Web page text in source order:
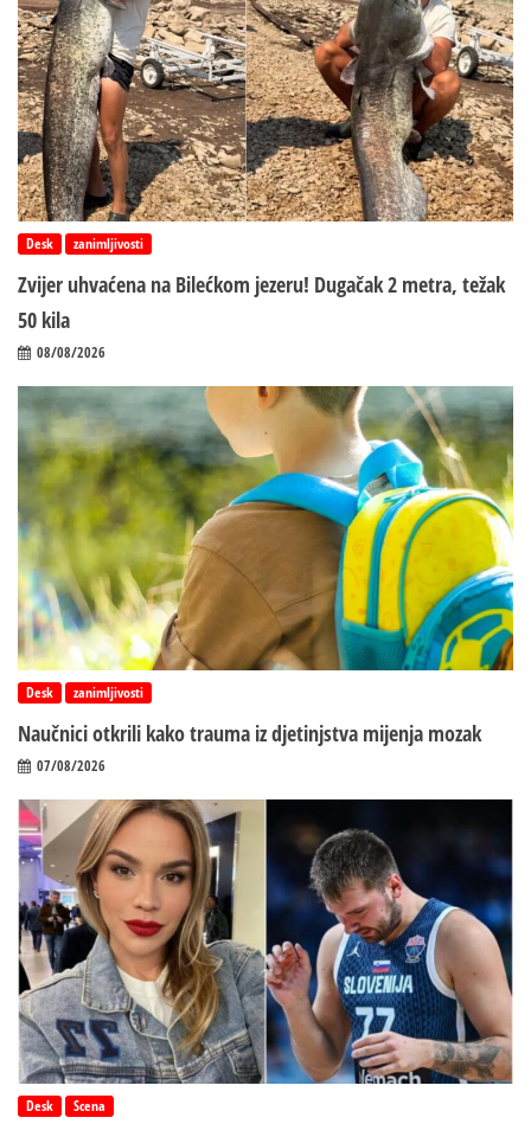
Desk zanimljivosti
Zvijer uhvaćena na Bilećkom jezeru! Dugačak 2 metra, težak
50 kila
08/08/2026
Desk zanimljivosti
Naučnici otkrili kako trauma iz d‌jetinjstva mijenja mozak
07/08/2026
Desk Scena